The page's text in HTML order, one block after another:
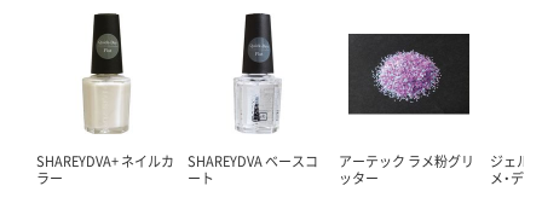
SHAREYDVA+ ネイルカ
ラー
SHAREYDVA ベースコ
ート
アーテック ラメ粉グリ
ッター
ジェル
メ・デ・